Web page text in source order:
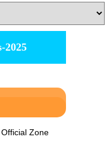
2025
Official Zone